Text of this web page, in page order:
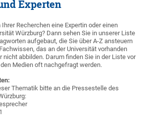
Experten
Recherchen eine Expertin oder einen
Würzburg? Dann sehen Sie in unserer Liste
aufgebaut, die Sie über A-Z ansteuern
das an der Universität vorhanden
nicht abbilden. Darum finden Sie in der Liste vor
Medien oft nachgefragt werden.
Thematik bitte an die Pressestelle des